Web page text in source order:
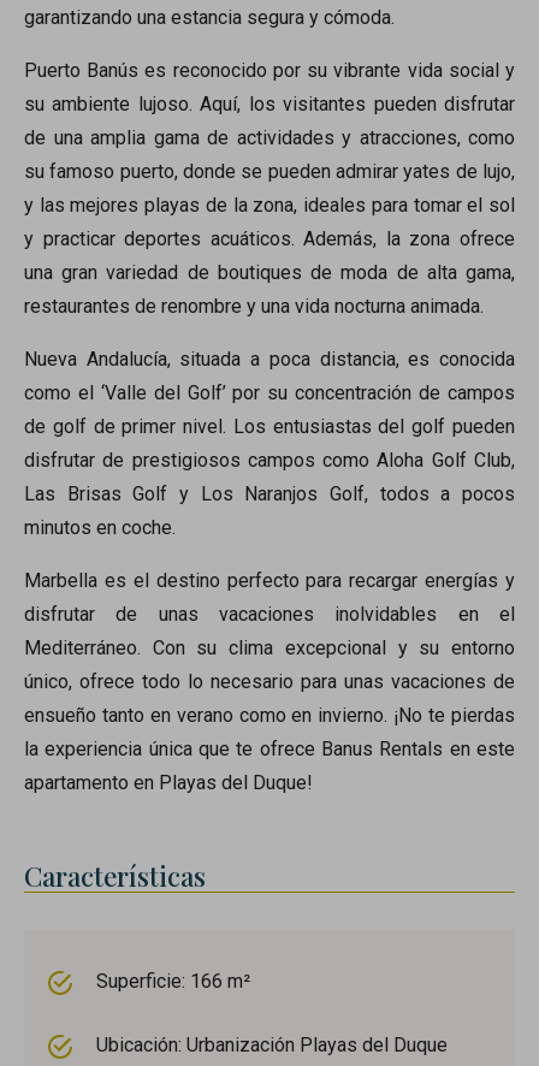
garantizando una estancia segura y cómoda.
Puerto Banús es reconocido por su vibrante vida social y
su ambiente lujoso. Aquí, los visitantes pueden disfrutar
de una amplia gama de actividades y atracciones, como
su famoso puerto, donde se pueden admirar yates de lujo,
y las mejores playas de la zona, ideales para tomar el sol
y practicar deportes acuáticos. Además, la zona ofrece
una gran variedad de boutiques de moda de alta gama,
restaurantes de renombre y una vida nocturna animada.
Nueva Andalucía, situada a poca distancia, es conocida
como el ‘Valle del Golf’ por su concentración de campos
de golf de primer nivel. Los entusiastas del golf pueden
disfrutar de prestigiosos campos como Aloha Golf Club,
Las Brisas Golf y Los Naranjos Golf, todos a pocos
minutos en coche.
Marbella es el destino perfecto para recargar energías y
disfrutar de unas vacaciones inolvidables en el
Mediterráneo. Con su clima excepcional y su entorno
único, ofrece todo lo necesario para unas vacaciones de
ensueño tanto en verano como en invierno. ¡No te pierdas
la experiencia única que te ofrece Banus Rentals en este
apartamento en Playas del Duque!
Características
Superficie: 166 m²
Ubicación: Urbanización Playas del Duque